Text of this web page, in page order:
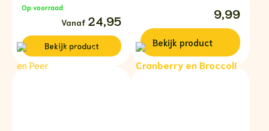
Op voorraad
24,95
Prijsklasse:
€24,95
tot
€36,95
Bekijk product
9,99
Bekijk product